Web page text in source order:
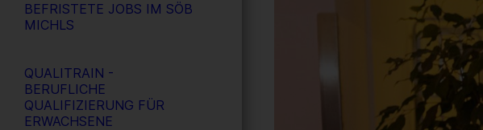
BEFRISTETE JOBS IM SÖB
MICHLS
QUALITRAIN -
BERUFLICHE
QUALIFIZIERUNG FÜR
ERWACHSENE